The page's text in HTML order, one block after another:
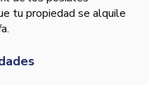
tu propiedad se alquile